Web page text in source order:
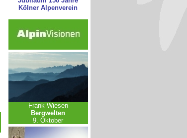
Kölner Alpenverein
Frank Wiesen
Bergwelten
9. Oktober